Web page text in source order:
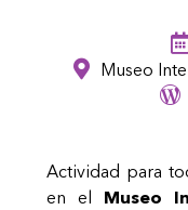
Museo
Actividad para
en el Museo